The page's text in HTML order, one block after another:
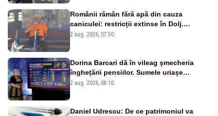
Românii rămân fără apă din cauza
caniculei: restricții extinse în Dolj.
Oamenii au „cu program la robinet”
2 aug. 2026, 07:50
Dorina Barcari dă în vileag șmecheria
înghețării pensiilor. Sumele uriașe
pierdute de fiecare român
2 aug. 2026, 08:10
Daniel Udrescu: De ce patrimoniul va